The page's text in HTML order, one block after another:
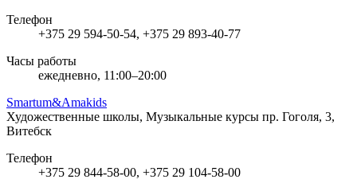
Телефон
+375 29 594-50-54, +375 29 893-40-77
Часы работы
ежедневно, 11:00–20:00
Smartum&Amakids
Художественные школы, Музыкальные курсы пр. Гоголя, 3,
Витебск
Телефон
+375 29 844-58-00, +375 29 104-58-00